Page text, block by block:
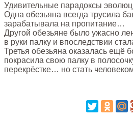
Удивительные парадоксы
Одна обезьяна всегда трусила
зарабатывала на пропитание…
Другой обезьяне было ужасно
в руки палку и впоследствии
Третья обезьяна оказалась ещё
покрасила свою палку в
перекрёстке… но стать